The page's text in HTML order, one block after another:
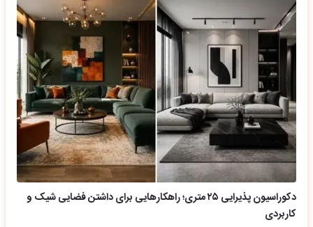
دکوراسیون پذیرایی ۲۵ متری؛ راهکارهایی برای داشتن فضایی شیک و
کاربردی